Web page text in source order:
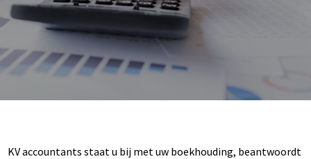
KV accountants staat u bij met uw boekhouding, beantwoordt